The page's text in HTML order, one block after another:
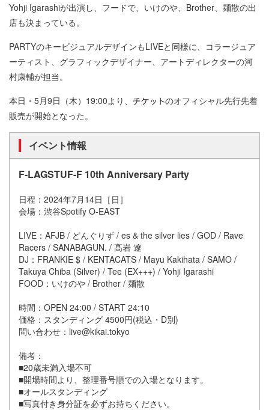
Yohji Igarashiが出演し、フードで、いけのや、Brother、麺散の出
店も決まっている。
PARTYのキービジュアルデザインもLIVEと同様に、コラージュア
ーティスト、グラフィックデザイナー、アートディレクターの河
村康輔が担当。
本日・5月9日（木）19:00より、
のオフィシャル先行先着
販売が開始となった。
イベント情報
F-LAGSTUF-F 10th Anniversary Party
日程：2024年7月14日［日］
会場：渋谷Spotify O-EAST
LIVE：AFJB / どんぐりず / es & the silver lies / GOD / Rave
Racers / SANABAGUN. / 髙岩 遼
DJ：FRANKIE $ / KENTACATS / Mayu Kakihata / SAMO /
Takuya Chiba (Silver) / Tee (EX+++) / Yohji Igarashi
FOOD：いけのや / Brother / 麺散
時間：OPEN 24:00 / START 24:10
価格：スタンディング 4500円(税込・D別)
問い合わせ：live@kikai.tokyo
備考：
■20歳未満入場不可
■開場時間より、整理番号順での入場となります。
■オールスタンディング
■写真付き身分証を必ずお持ちください。